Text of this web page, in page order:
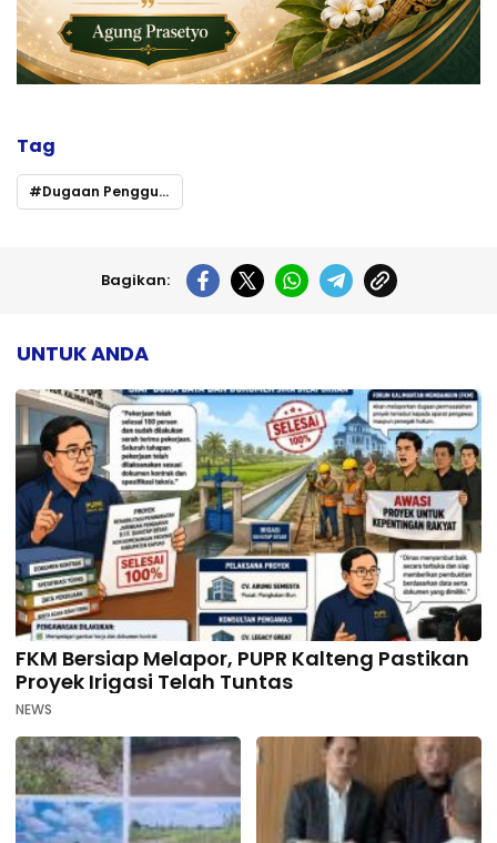
Tag
Dugaan Penggunaan Material Galian C Ilegal dalam Proyek Taman Budaya Murung Raya
Bagikan:
UNTUK ANDA
FKM Bersiap Melapor, PUPR Kalteng Pastikan
Proyek Irigasi Telah Tuntas
NEWS